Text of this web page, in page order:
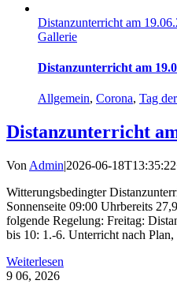
Distanzunterricht am
Gallerie
Distanzunterricht am
Allgemein, Corona, Tag
Distanzunterricht
Von Admin|2026-06-
Witterungsbedingter
Sonnenseite 09:00 Uhrbereits
folgende Regelung: Freitag:
bis 10: 1.-6. Unterricht nach
Weiterlesen
9 06, 2026